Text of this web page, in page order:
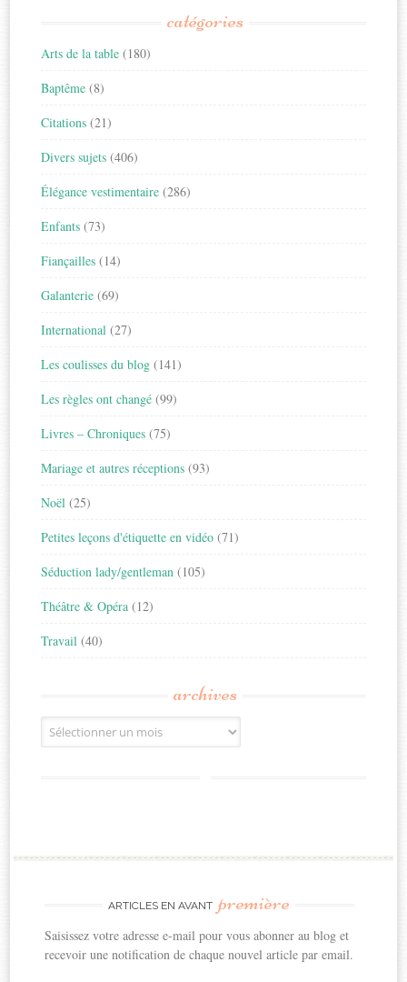
catégories
Arts de la table (180)
Baptême (8)
Citations (21)
Divers sujets (406)
Élégance vestimentaire (286)
Enfants (73)
Fiançailles (14)
Galanterie (69)
International (27)
Les coulisses du blog (141)
Les règles ont changé (99)
Livres – Chroniques (75)
Mariage et autres réceptions (93)
Noël (25)
Petites leçons d'étiquette en vidéo (71)
Séduction lady/gentleman (105)
Théâtre & Opéra (12)
Travail (40)
archives
Archives
ARTICLES EN AVANT première
Saisissez votre adresse e-mail pour vous abonner au blog et
recevoir une notification de chaque nouvel article par email.